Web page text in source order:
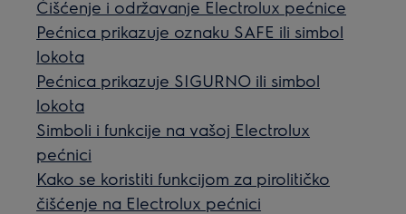
Čišćenje i održavanje Electrolux pećnice
Pećnica prikazuje oznaku SAFE ili simbol
lokota
Pećnica prikazuje SIGURNO ili simbol
lokota
Simboli i funkcije na vašoj Electrolux
pećnici
Kako se koristiti funkcijom za pirolitičko
čišćenje na Electrolux pećnici